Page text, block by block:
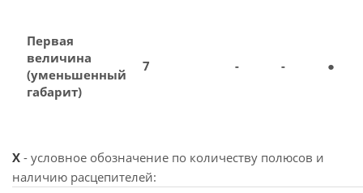
Первая
величина
(уменьшенный
габарит)
7 - - ●
X - условное обозначение по количеству полюсов и
наличию расцепителей: